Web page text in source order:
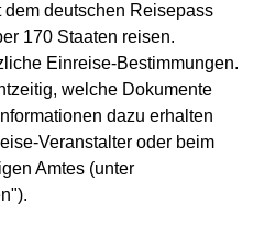
deutschen Reisepass
170 Staaten reisen.
Einreise-Bestimmungen.
welche Dokumente
dazu erhalten
Veranstalter oder beim
Amtes (unter